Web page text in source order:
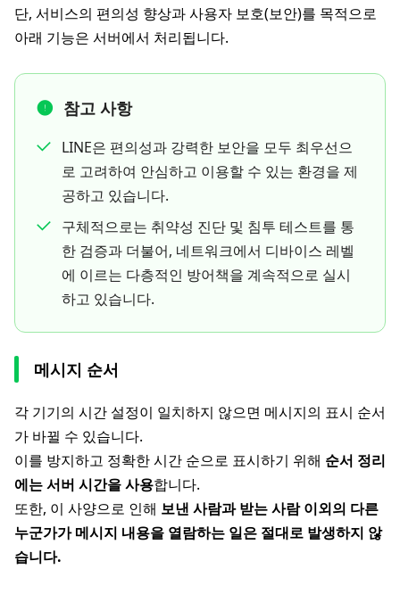
단, 서비스의 편의성 향상과 사용자 보호(보안)를 목적으로
아래 기능은 서버에서 처리됩니다.
참고 사항
LINE은 편의성과 강력한 보안을 모두 최우선으
로 고려하여 안심하고 이용할 수 있는 환경을 제
공하고 있습니다.
구체적으로는 취약성 진단 및 침투 테스트를 통
한 검증과 더불어, 네트워크에서 디바이스 레벨
에 이르는 다층적인 방어책을 계속적으로 실시
하고 있습니다.
메시지 순서
각 기기의 시간 설정이 일치하지 않으면 메시지의 표시 순서
가 바뀔 수 있습니다.
이를 방지하고 정확한 시간 순으로 표시하기 위해 순서 정리
에는 서버 시간을 사용합니다.
또한, 이 사양으로 인해 보낸 사람과 받는 사람 이외의 다른
누군가가 메시지 내용을 열람하는 일은 절대로 발생하지 않
습니다.